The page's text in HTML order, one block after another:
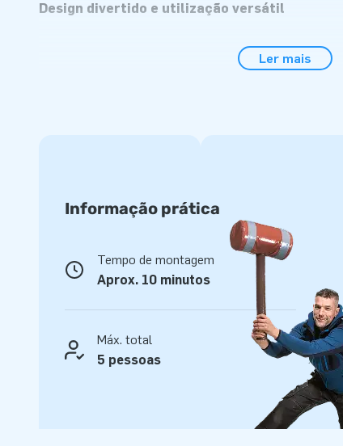
Design divertido e utilização versátil
ocasiões. O escorrega unicórnio é rápido de montar e
Como pode esperar da JB Insuflaveis, este escorrega
materiais de alta qualidade e cuidadosamente
robusta, uma longa vida útil e uma utilização sem
garantia, amplo stock, entrega rápida e um
Midi Slide Unicorn, escolhe qualidade, fiabilidade e anos
Ler mais
Informação prática
Tempo de montagem
Aprox. 10 minutos
Máx. total
5 pessoas